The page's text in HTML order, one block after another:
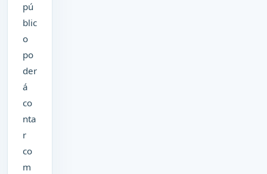
pú
blic
o
po
der
á
co
nta
r
co
m